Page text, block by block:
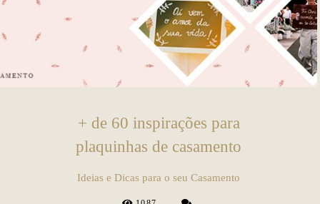
+ de 60 inspirações para
plaquinhas de casamento
Ideias e Dicas para o seu Casamento